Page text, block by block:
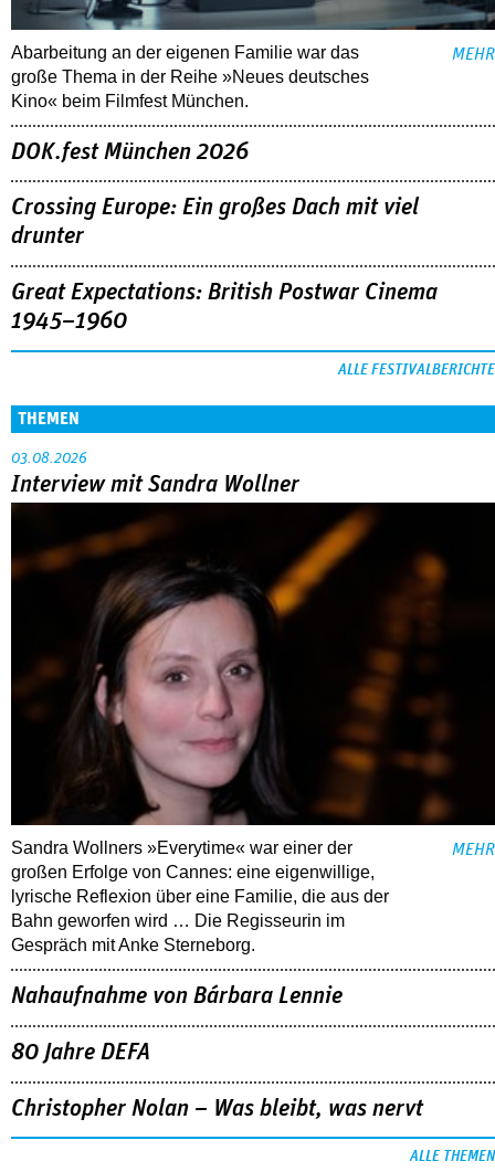
Abarbeitung an der eigenen Familie war das
große Thema in der Reihe »Neues deutsches
Kino« beim Filmfest München.
MEHR
DOK.fest München 2026
Crossing Europe: Ein großes Dach mit viel
drunter
Great Expectations: British Postwar Cinema
1945–1960
ALLE FESTIVALBERICHTE
THEMEN
03.08.2026
Interview mit Sandra Wollner
Sandra Wollners »Everytime« war einer der
großen Erfolge von Cannes: eine eigenwillige,
lyrische Reflexion über eine ­Familie, die aus der
Bahn geworfen wird … Die Regisseurin im
Gespräch mit Anke Sterneborg.
MEHR
Nahaufnahme von Bárbara Lennie
80 Jahre DEFA
Christopher Nolan – Was bleibt, was nervt
ALLE THEMEN